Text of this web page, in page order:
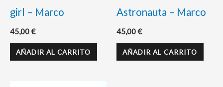
girl – Marco
45,00€
AÑADIR AL CARRITO
Astronauta – Marco
45,00€
AÑADIR AL CARRITO